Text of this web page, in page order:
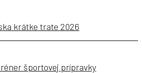
krátke trate 2026
športovej prípravky